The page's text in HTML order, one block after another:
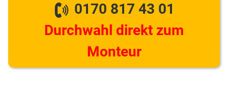
0170 817 43 01
Durchwahl direkt zum
Monteur